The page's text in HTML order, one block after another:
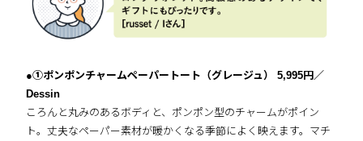
●①ポンポンチャームペーパートート（グレージュ） 5,995円／
Dessin
ころんと丸みのあるボディと、ポンポン型のチャームがポイン
ト。丈夫なペーパー素材が暖かくなる季節によく映えます。マチ